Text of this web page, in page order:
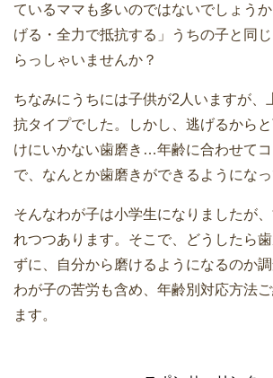
ているママも多いのではないでしょう
げる・全力で抵抗する」うちの子と同
らっしゃいませんか？
ちなみにうちには子供が2人いますが、
抗タイプでした。しかし、逃げるから
けにいかない歯磨き…年齢に合わせて
で、なんとか歯磨きができるようになっ
そんなわが子は小学生になりましたが
れつつあります。そこで、どうしたら
ずに、自分から磨けるようになるのか調
わが子の苦労も含め、年齢別対応方法
ます。